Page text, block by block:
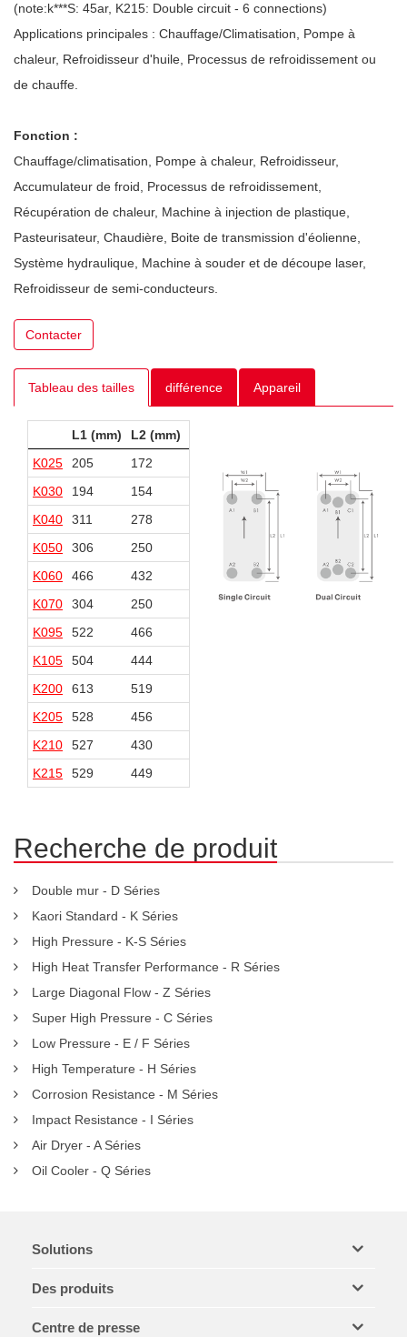
(note:k***S: 45ar, K215: Double circuit - 6 connections)
Applications principales : Chauffage/Climatisation, Pompe à
chaleur, Refroidisseur d'huile, Processus de refroidissement ou
de chauffe.
Fonction :
Chauffage/climatisation, Pompe à chaleur, Refroidisseur,
Accumulateur de froid, Processus de refroidissement,
Récupération de chaleur, Machine à injection de plastique,
Pasteurisateur, Chaudière, Boite de transmission d'éolienne,
Système hydraulique, Machine à souder et de découpe laser,
Refroidisseur de semi-conducteurs.
Contacter
Tableau des tailles différence Appareil
L1 (mm) L2 (mm)
K025
205 172
K030
194 154
40
K040
311 278
K050
306 250
K060
466 432
40
K070
304 250
70
K095
522 466
K105
504 444
K200
613 519
K205
528 456
K210
527 430
K215
529 449
Recherche de produit
Double mur - D Séries
Kaori Standard - K Séries
High Pressure - K-S Séries
High Heat Transfer Performance - R Séries
Large Diagonal Flow - Z Séries
Super High Pressure - C Séries
Low Pressure - E / F Séries
High Temperature - H Séries
Corrosion Resistance - M Séries
Impact Resistance - I Séries
Air Dryer - A Séries
Oil Cooler - Q Séries
Solutions
Des produits
Centre de presse